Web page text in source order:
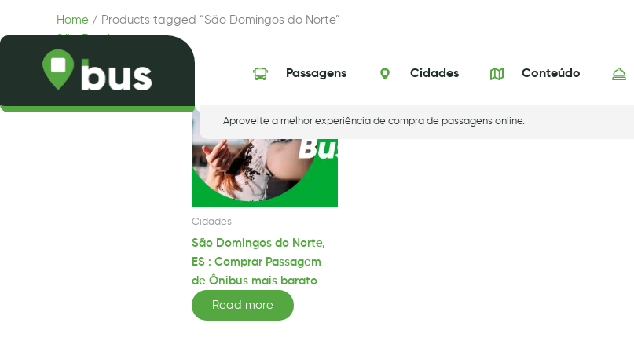
content
Passagens Cidades Conteúdo
Aproveite a melhor experiência de compra de passagens online.
Home / Products tagged “São Domingos do Norte”
São Domingos do Norte
Showing the single result
Cidades
São Domingos do Norte,
ES : Comprar Passagem
de Ônibus mais barato
Read more